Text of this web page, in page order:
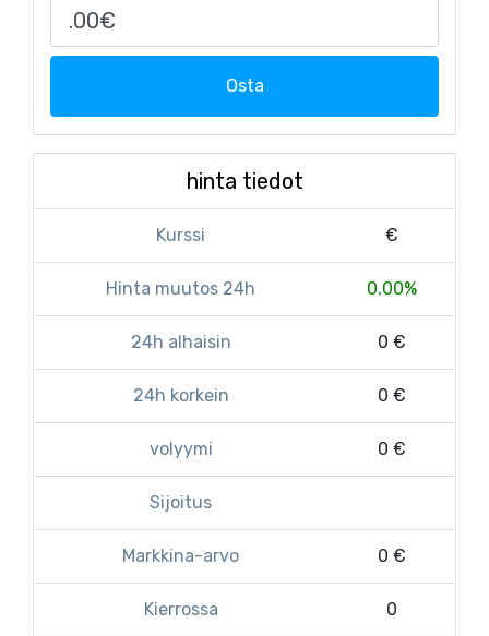
Osta
hinta tiedot
Kurssi €
Hinta muutos 24h 0.00%
24h alhaisin 0 €
24h korkein 0 €
volyymi 0 €
Sijoitus
Markkina-arvo 0 €
Kierrossa 0